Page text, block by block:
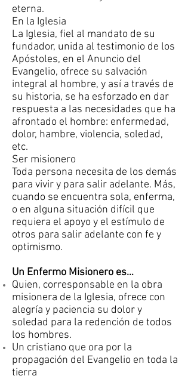
eterna.
En la Iglesia
La Iglesia, fiel al mandato de su
fundador, unida al testimonio de los
Apóstoles, en el Anuncio del
Evangelio, ofrece su salvación
integral al hombre, y así a través de
su historia, se ha esforzado en dar
respuesta a las necesidades que ha
afrontado el hombre: enfermedad,
dolor, hambre, violencia, soledad,
etc.
Ser misionero
Toda persona necesita de los demás
para vivir y para salir adelante. Más,
cuando se encuentra sola, enferma,
o en alguna situación difícil que
requiera el apoyo y el estímulo de
otros para salir adelante con fe y
optimismo.
Un Enfermo Misionero es…
Quien, corresponsable en la obra
misionera de la Iglesia, ofrece con
alegría y paciencia su dolor y
soledad para la redención de todos
los hombres.
Un cristiano que ora por la
propagación del Evangelio en toda la
tierra